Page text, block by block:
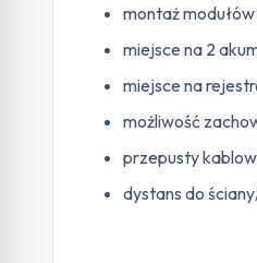
montaż
miejsce na 2
miejsce na
możliwość
przepusty
dystans do